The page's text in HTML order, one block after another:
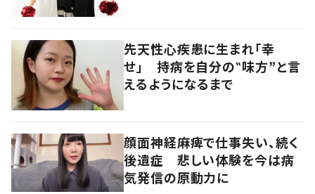
先天性心疾患に生まれ「幸
せ」 持病を自分の‟味方”と言
えるようになるまで
顔面神経麻痺で仕事失い、続く
後遺症 悲しい体験を今は病
気発信の原動力に